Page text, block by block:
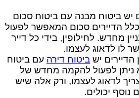
יש ביטוח מבנה עם ביטוח סכום
כלל הדיירים סכום המאפשר לפעול
מחדש. לחילופין, בידי כל דייר
לו לדאוג לעצמו.
ישביטוח דירהעם ביטוח
ניתן לפעול להקמה מחדש של
צריך לדאוג לעצמו, ורק אלה שיש
יכולים.